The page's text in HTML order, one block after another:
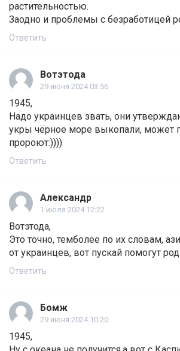
растительностью.
Заодно и проблемы с безработицей
Ответить
Вотэтода
29 июня 2024 03:56
1945,
Надо украинцев звать, они
укры чёрное море выкопали, может
пророют:))))
Ответить
Александр
1 июля 2024 12:22
Вотэтода,
Это точно, темболее по их словам,
от украинцев, вот пускай помогут
Ответить
Бомж
29 июня 2024 10:20
1945,